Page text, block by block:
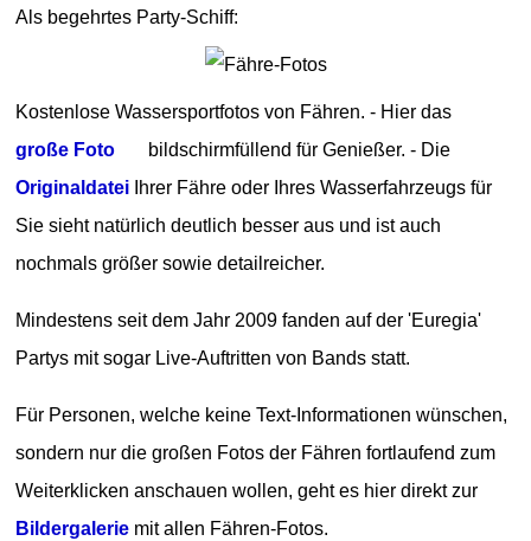
Als begehrtes Party-Schiff:
Kostenlose Wassersportfotos von Fähren. - Hier das
große Foto
bildschirmfüllend für Genießer. - Die
Originaldatei Ihrer Fähre oder Ihres Wasserfahrzeugs für
Sie sieht natürlich deutlich besser aus und ist auch
nochmals größer sowie detailreicher.
Mindestens seit dem Jahr 2009 fanden auf der 'Euregia'
Partys mit sogar Live-Auftritten von Bands statt.
Für Personen, welche keine Text-Informationen wünschen,
sondern nur die großen Fotos der Fähren fortlaufend zum
Weiterklicken anschauen wollen, geht es hier direkt zur
Bildergalerie mit allen Fähren-Fotos.